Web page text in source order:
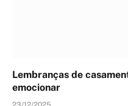
Lembranças de
emocionar